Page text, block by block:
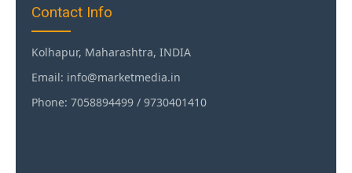
Contact Info
Kolhapur, Maharashtra, INDIA
Email: info@marketmedia.in
Phone: 7058894499 / 9730401410